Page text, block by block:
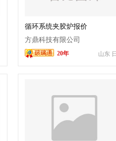
循环系统夹胶炉报价
方鼎科技有限公司
山东
20年